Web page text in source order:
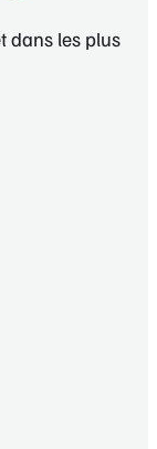
dans les plus